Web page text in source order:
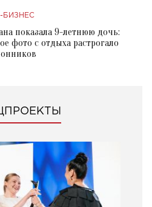
БИЗНЕС
показала 9-летнюю дочь:
фото с отдыха растрогало